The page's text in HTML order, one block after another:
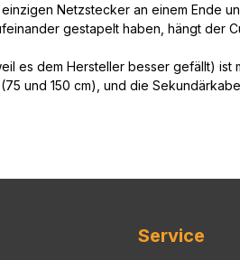
Netzstecker an einem Ende
gestapelt haben, hängt der
es dem Hersteller besser gefällt)
und 150 cm), und die
Service